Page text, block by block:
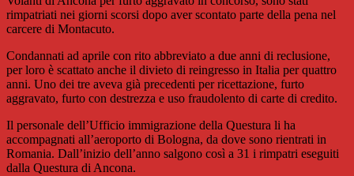
rimpatriati nei giorni scorsi dopo aver scontato parte della pena nel
carcere di Montacuto.
Condannati ad aprile con rito abbreviato a due anni di reclusione,
per loro è scattato anche il divieto di reingresso in Italia per quattro
anni. Uno dei tre aveva già precedenti per ricettazione, furto
aggravato, furto con destrezza e uso fraudolento di carte di credito.
Il personale dell’Ufficio immigrazione della Questura li ha
accompagnati all’aeroporto di Bologna, da dove sono rientrati in
Romania. Dall’inizio dell’anno salgono così a 31 i rimpatri eseguiti
dalla Questura di Ancona.